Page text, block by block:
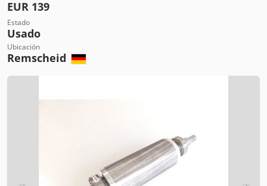
EUR 139
Estado
Usado
Ubicación
Remscheid